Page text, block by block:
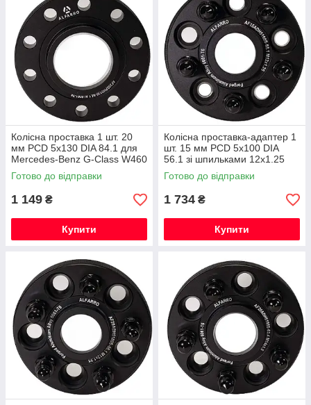
Колісна проставка 1 шт. 20
мм PCD 5x130 DIA 84.1 для
Mercedes-Benz G-Class W460
W461 W463 (Кована)
Готово до відправки
1 149 ₴
Купити
Колісна проставка-адаптер 1
шт. 15 мм PCD 5x100 DIA
56.1 зі шпильками 12x1.25
для Subaru, Toyota GT 86
(Кована)
Готово до відправки
1 734 ₴
Купити